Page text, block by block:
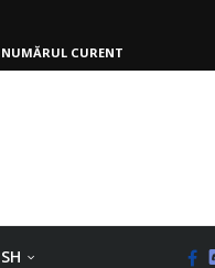
NUMĂRUL CURENT